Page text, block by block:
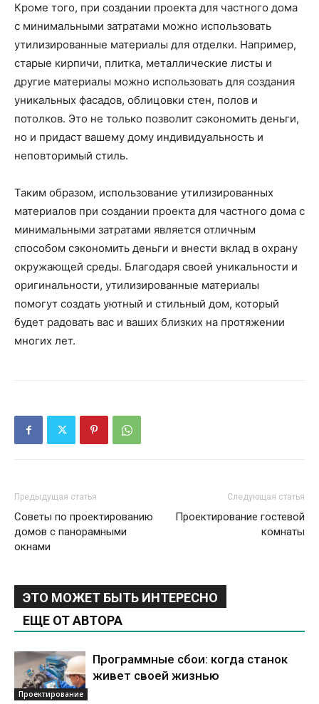
Кроме того, при создании проекта для частного дома
с минимальными затратами можно использовать
утилизированные материалы для отделки. Например,
старые кирпичи, плитка, металлические листы и
другие материалы можно использовать для создания
уникальных фасадов, облицовки стен, полов и
потолков. Это не только позволит сэкономить деньги,
но и придаст вашему дому индивидуальность и
неповторимый стиль.
Таким образом, использование утилизированных
материалов при создании проекта для частного дома с
минимальными затратами является отличным
способом сэкономить деньги и внести вклад в охрану
окружающей среды. Благодаря своей уникальности и
оригинальности, утилизированные материалы
помогут создать уютный и стильный дом, который
будет радовать вас и ваших близких на протяжении
многих лет.
Предыдущая статья
Советы по проектированию
домов с панорамными
окнами
Следующая статья
Проектирование гостевой
комнаты
ЭТО МОЖЕТ БЫТЬ ИНТЕРЕСНО
ЕЩЕ ОТ АВТОРА
Проектирование
Программные сбои: когда станок
живет своей жизнью